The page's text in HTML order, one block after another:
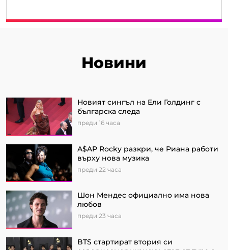
Новини
Новият сингъл на Ели Голдинг с
българска следа
преди 16 часа
A$AP Rocky разкри, че Риана работи
върху нова музика
преди 22 часа
Шон Мендес официално има нова
любов
преди 23 часа
BTS стартират втория си